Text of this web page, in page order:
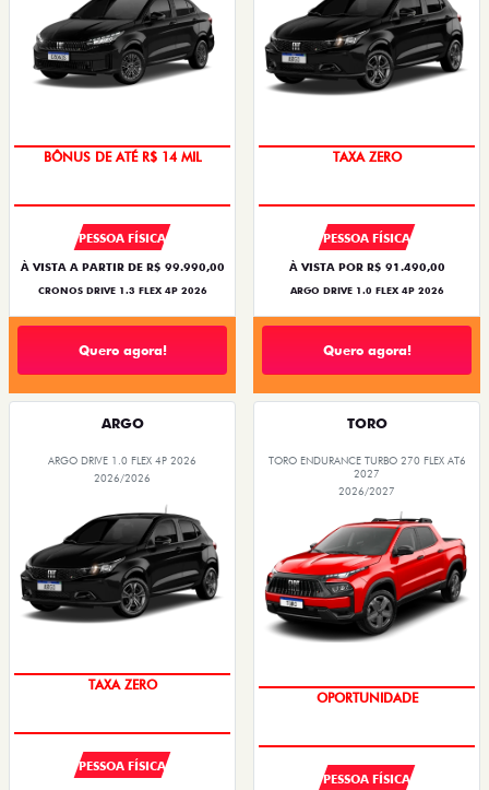
SUPERVALORIZAÇÃO DO USADO
PESSOA FÍSICA
À VISTA A PARTIR DE R$ 99.990,00
CRONOS DRIVE 1.3 FLEX 4P 2026
Quero agora!
SAIA DE FIAT 0KM
PESSOA FÍSICA
À VISTA POR R$ 91.490,00
ARGO DRIVE 1.0 FLEX 4P 2026
Quero agora!
ARGO
ARGO DRIVE 1.0 FLEX 4P 2026
2026/2026
SAIA DE FIAT 0KM
PESSOA FÍSICA
TORO
TORO ENDURANCE TURBO 270 FLEX AT6
2027
2026/2027
SUPERVALORIZAÇÃO DO USADO
PESSOA FÍSICA